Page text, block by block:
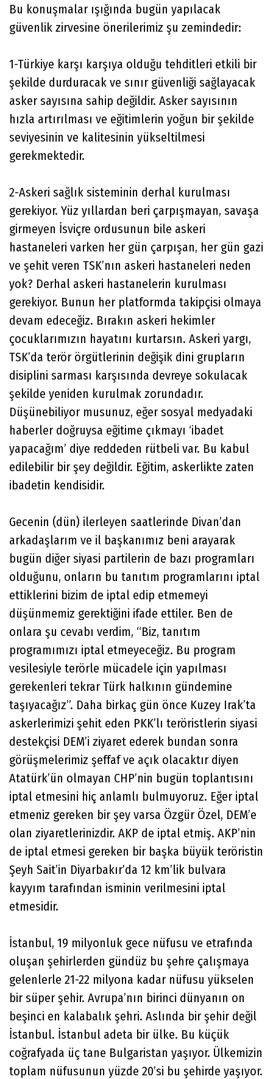
Bu konuşmalar ışığında bugün yapılacak
güvenlik zirvesine önerilerimiz şu zemindedir:
1-Türkiye karşı karşıya olduğu tehditleri etkili bir
şekilde durduracak ve sınır güvenliği sağlayacak
asker sayısına sahip değildir. Asker sayısının
hızla artırılması ve eğitimlerin yoğun bir şekilde
seviyesinin ve kalitesinin yükseltilmesi
gerekmektedir.
2-Askeri sağlık sisteminin derhal kurulması
gerekiyor. Yüz yıllardan beri çarpışmayan, savaşa
girmeyen İsviçre ordusunun bile askeri
hastaneleri varken her gün çarpışan, her gün gazi
ve şehit veren TSK’nın askeri hastaneleri neden
yok? Derhal askeri hastanelerin kurulması
gerekiyor. Bunun her platformda takipçisi olmaya
devam edeceğiz. Bırakın askeri hekimler
çocuklarımızın hayatını kurtarsın. Askeri yargı,
TSK’da terör örgütlerinin değişik dini grupların
disiplini sarması karşısında devreye sokulacak
şekilde yeniden kurulmak zorundadır.
Düşünebiliyor musunuz, eğer sosyal medyadaki
haberler doğruysa eğitime çıkmayı ‘ibadet
yapacağım’ diye reddeden rütbeli var. Bu kabul
edilebilir bir şey değildir. Eğitim, askerlikte zaten
ibadetin kendisidir.
Gecenin (dün) ilerleyen saatlerinde Divan’dan
arkadaşlarım ve il başkanımız beni arayarak
bugün diğer siyasi partilerin de bazı programları
olduğunu, onların bu tanıtım programlarını iptal
ettiklerini bizim de iptal edip etmemeyi
düşünmemiz gerektiğini ifade ettiler. Ben de
onlara şu cevabı verdim, “Biz, tanıtım
programımızı iptal etmeyeceğiz. Bu program
vesilesiyle terörle mücadele için yapılması
gerekenleri tekrar Türk halkının gündemine
taşıyacağız”. Daha birkaç gün önce Kuzey Irak’ta
askerlerimizi şehit eden PKK’lı teröristlerin siyasi
destekçisi DEM’i ziyaret ederek bundan sonra
görüşmelerimiz şeffaf ve açık olacaktır diyen
Atatürk’ün olmayan CHP’nin bugün toplantısını
iptal etmesini hiç anlamlı bulmuyoruz. Eğer iptal
etmeniz gereken bir şey varsa Özgür Özel, DEM’e
olan ziyaretlerinizdir. AKP de iptal etmiş. AKP’nin
de iptal etmesi gereken bir başka büyük teröristin
Şeyh Sait’in Diyarbakır’da 12 km’lik bulvara
kayyım tarafından isminin verilmesini iptal
etmesidir.
İstanbul, 19 milyonluk gece nüfusu ve etrafında
oluşan şehirlerden gündüz bu şehre çalışmaya
gelenlerle 21-22 milyona kadar nüfusu yükselen
bir süper şehir. Avrupa’nın birinci dünyanın on
beşinci en kalabalık şehri. Aslında bir şehir değil
İstanbul. İstanbul adeta bir ülke. Bu küçük
coğrafyada üç tane Bulgaristan yaşıyor. Ülkemizin
toplam nüfusunun yüzde 20’si bu şehirde yaşıyor.